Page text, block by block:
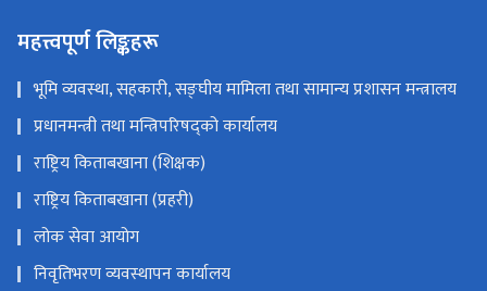
महत्त्वपूर्ण लिङ्कहरू
भूमि व्यवस्था, सहकारी, सङ्‍घीय मामिला तथा सामान्य प्रशासन मन्त्रालय
प्रधानमन्त्री तथा मन्त्रिपरिषद्को कार्यालय
राष्ट्रिय किताबखाना (शिक्षक)
राष्ट्रिय किताबखाना (प्रहरी)
लोक सेवा आयोग
निवृतिभरण व्यवस्थापन कार्यालय